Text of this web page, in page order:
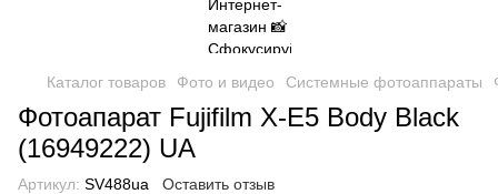
Каталог товаров Фото и видео Системные фотоаппараты
Фотоапарат Fujifilm X-E5 Body Black
(16949222) UA
Артикул: SV488ua Оставить отзыв